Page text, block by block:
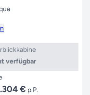
verfügbar
€ p.P.